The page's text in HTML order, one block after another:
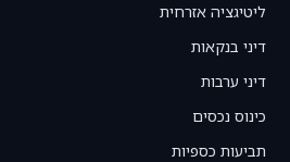
ליטיגציה אזרחית
דיני בנקאות
דיני ערבות
כינוס נכסים
תביעות כספיות